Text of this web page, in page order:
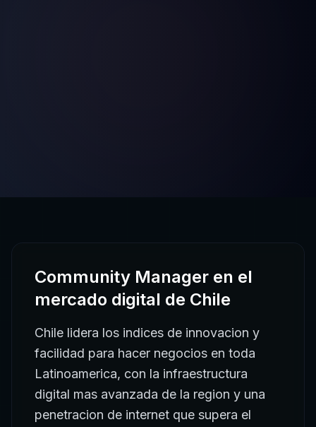
Community Manager en el
mercado digital de Chile
Chile lidera los indices de innovacion y
facilidad para hacer negocios en toda
Latinoamerica, con la infraestructura
digital mas avanzada de la region y una
penetracion de internet que supera el